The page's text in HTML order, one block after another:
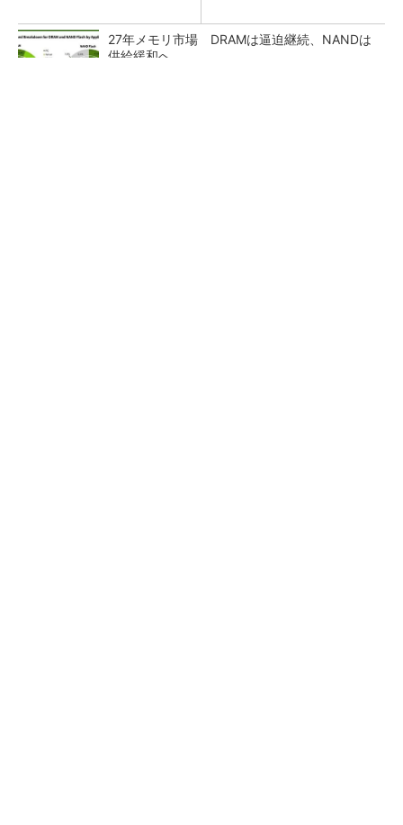
27年メモリ市場 DRAMは逼迫継続、NANDは
供給緩和へ